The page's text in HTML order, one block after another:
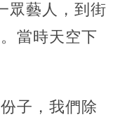
眾藝人，到街
當時天空下
子，我們除